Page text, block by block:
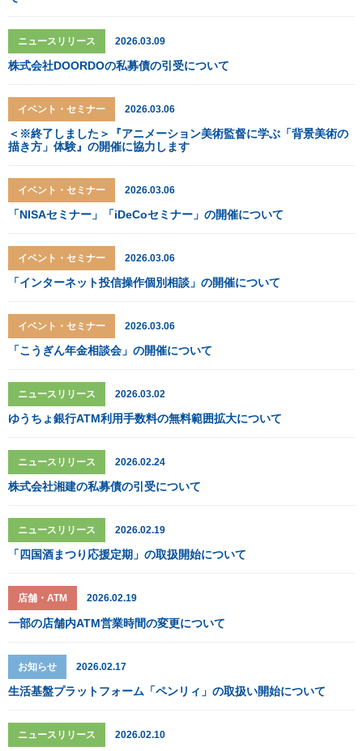
ニュースリリース 2026.03.09
株式会社DOORDOの私募債の引受について
イベント・セミナー 2026.03.06
＜※終了しました＞『アニメーション美術監督に学ぶ「背景美術の
描き方」体験』の開催に協力します
イベント・セミナー 2026.03.06
「NISAセミナー」「iDeCoセミナー」の開催について
イベント・セミナー 2026.03.06
「インターネット投信操作個別相談」の開催について
イベント・セミナー 2026.03.06
「こうぎん年金相談会」の開催について
ニュースリリース 2026.03.02
ゆうちょ銀行ATM利用手数料の無料範囲拡大について
ニュースリリース 2026.02.24
株式会社湘建の私募債の引受について
ニュースリリース 2026.02.19
「四国酒まつり応援定期」の取扱開始について
店舗・ATM 2026.02.19
一部の店舗内ATM営業時間の変更について
お知らせ 2026.02.17
生活基盤プラットフォーム「ペンリィ」の取扱い開始について
ニュースリリース 2026.02.10